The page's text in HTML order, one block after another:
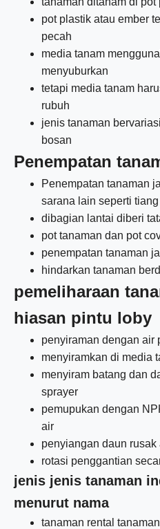
pot plastik atau ember
pecah
media tanam
menyuburkan
tetapi media tanam
rubuh
jenis tanaman
bosan
Penempatan
Penempatan tanaman
sarana lain seperti
dibagian lantai diberi
pot tanaman dan pot
penempatan tanaman
hindarkan tanaman
pemeliharaan
hiasan pintu loby
penyiraman dengan air
menyiramkan di media
menyiram batang dan
sprayer
pemupukan dengan
air
penyiangan daun rusak
rotasi penggantian
jenis jenis tanaman
menurut nama
tanaman rental